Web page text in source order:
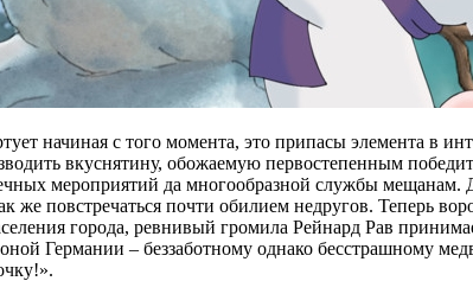
начиная с того момента, это припасы элемента в
вкуснятину, обожаемую первостепенным
мероприятий да многообразной службы
же повстречаться почти обилием недругов. Теперь
города, ревнивый громила Рейнард Рав
Германии – беззаботному однако бесстрашному